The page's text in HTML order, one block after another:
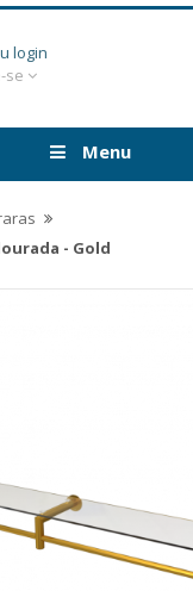
login
se
Menu
- Gold